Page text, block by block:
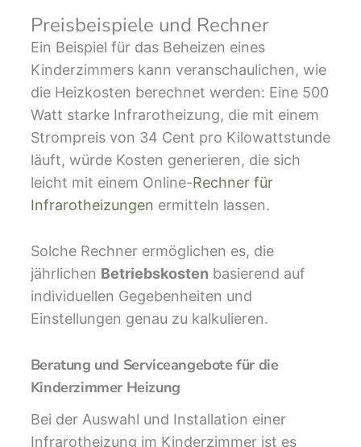
Preisbeispiele und Rechner
Ein Beispiel für das Beheizen eines
Kinderzimmers kann veranschaulichen, wie
die Heizkosten berechnet werden: Eine 500
Watt starke Infrarotheizung, die mit einem
Strompreis von 34 Cent pro Kilowattstunde
läuft, würde Kosten generieren, die sich
leicht mit einem Online-Rechner für
Infrarotheizungen ermitteln lassen.
Solche Rechner ermöglichen es, die
jährlichen Betriebskosten basierend auf
individuellen Gegebenheiten und
Einstellungen genau zu kalkulieren.
Beratung und Serviceangebote für die
Kinderzimmer Heizung
Bei der Auswahl und Installation einer
Infrarotheizung im Kinderzimmer ist es